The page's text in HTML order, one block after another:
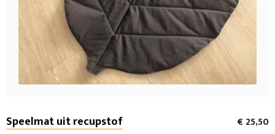
Speelmat uit recupstof
€ 25,50